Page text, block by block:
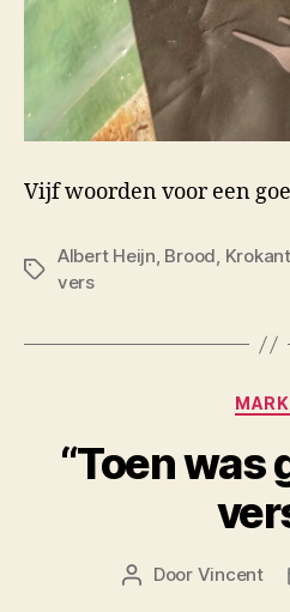
Vijf woorden voor een
Tags
Albert Heijn, Brood, Krokant
vers
“Toen was
Berichtauteur
Door Vincent